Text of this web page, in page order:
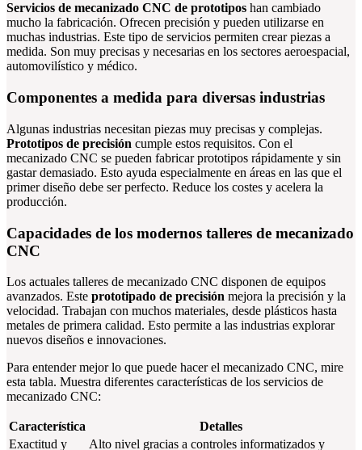
Servicios de mecanizado CNC de prototipos han cambiado
mucho la fabricación. Ofrecen precisión y pueden utilizarse en
muchas industrias. Este tipo de servicios permiten crear piezas a
medida. Son muy precisas y necesarias en los sectores aeroespacial,
automovilístico y médico.
Componentes a medida para diversas industrias
Algunas industrias necesitan piezas muy precisas y complejas.
Prototipos de precisión cumple estos requisitos. Con el
mecanizado CNC se pueden fabricar prototipos rápidamente y sin
gastar demasiado. Esto ayuda especialmente en áreas en las que el
primer diseño debe ser perfecto. Reduce los costes y acelera la
producción.
Capacidades de los modernos talleres de mecanizado
CNC
Los actuales talleres de mecanizado CNC disponen de equipos
avanzados. Este prototipado de precisión mejora la precisión y la
velocidad. Trabajan con muchos materiales, desde plásticos hasta
metales de primera calidad. Esto permite a las industrias explorar
nuevos diseños e innovaciones.
Para entender mejor lo que puede hacer el mecanizado CNC, mire
esta tabla. Muestra diferentes características de los servicios de
mecanizado CNC:
Característica
Detalles
Exactitud y
Alto nivel gracias a controles informatizados y